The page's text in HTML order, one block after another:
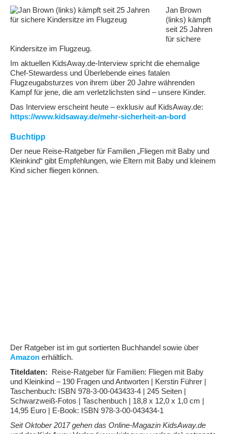
Jan Brown
(links) kämpft
seit 25 Jahren
für sichere
Kindersitze im Flugzeug.
Im aktuellen KidsAway.de-Interview spricht die ehemalige
Chef-Stewardess und Überlebende eines fatalen
Flugzeugabsturzes von ihrem über 20 Jahre währenden
Kampf für jene, die am verletzlichsten sind – unsere Kinder.
Das Interview erscheint heute – exklusiv auf KidsAway.de:
https://www.kidsaway.de/mehr-sicherheit-an-bord
Buchtipp
Der neue Reise-Ratgeber für Familien „Fliegen mit Baby und
Kleinkind“ gibt Empfehlungen, wie Eltern mit Baby und kleinem
Kind sicher fliegen können.
Der Ratgeber ist im gut sortierten Buchhandel sowie über
Amazon erhältlich.
Titeldaten: Reise-Ratgeber für Familien: Fliegen mit Baby
und Kleinkind – 190 Fragen und Antworten | Kerstin Führer |
Taschenbuch: ISBN 978-3-00-043433-4 | 245 Seiten |
Schwarzweiß-Fotos | Taschenbuch | 18,8 x 12,0 x 1,0 cm |
14,95 Euro | E-Book: ISBN 978-3-00-043434-1
Seit Oktober 2017 gehen das Online-Magazin KidsAway.de